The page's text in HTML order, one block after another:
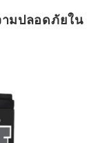
ามปลอดภัยใน